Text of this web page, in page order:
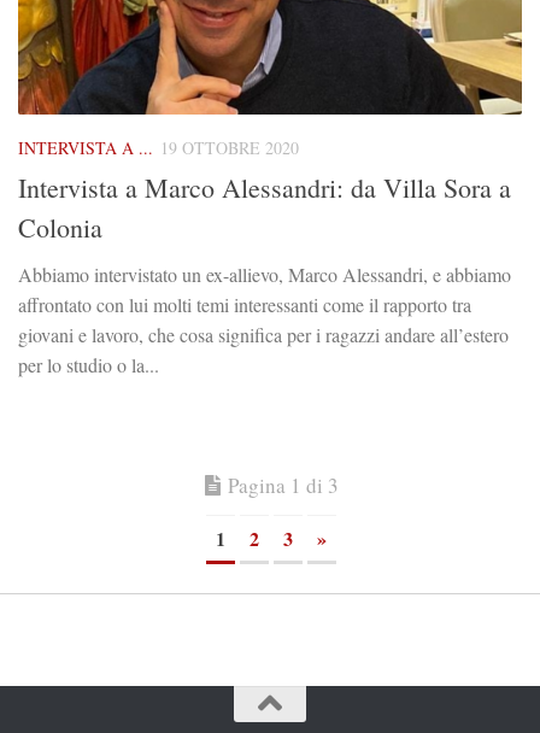
INTERVISTA A ... 19 OTTOBRE 2020
Intervista a Marco Alessandri: da Villa Sora a
Colonia
Abbiamo intervistato un ex-allievo, Marco Alessandri, e abbiamo
affrontato con lui molti temi interessanti come il rapporto tra
giovani e lavoro, che cosa significa per i ragazzi andare all’estero
per lo studio o la...
Pagina 1 di 3
1
2 3 »